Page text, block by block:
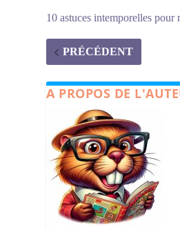
10 astuces intemporelles pour
PRÉCÉDENT
A PROPOS DE